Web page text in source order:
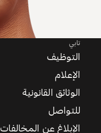
تابي
التوظيف
الإعلام
الوثائق القانونية
للتواصل
الإبلاغ عن المخالفات